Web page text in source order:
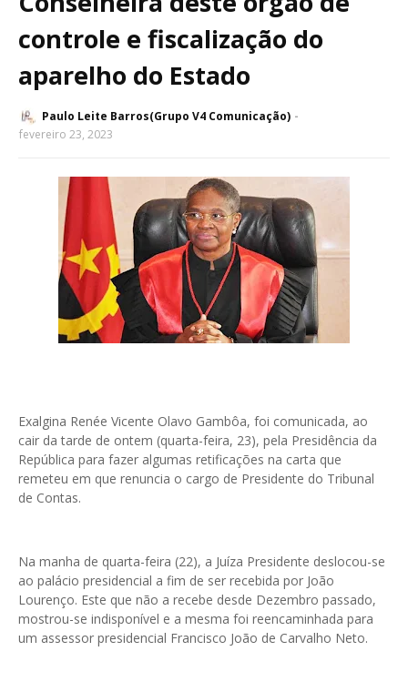
controle e fiscalização do
aparelho do Estado
Paulo Leite Barros(Grupo V4 Comunicação)
fevereiro 23, 2023
Exalgina Renée Vicente Olavo Gambôa, foi comunicada, ao
cair da tarde de ontem (quarta-feira, 23), pela Presidência da
República para fazer algumas retificações na carta que
remeteu em que renuncia o cargo de Presidente do Tribunal
de Contas.
Na manha de quarta-feira (22), a Juíza Presidente deslocou-se
ao palácio presidencial a fim de ser recebida por João
Lourenço. Este que não a recebe desde Dezembro passado,
mostrou-se indisponível e a mesma foi reencaminhada para
um assessor presidencial Francisco João de Carvalho Neto.